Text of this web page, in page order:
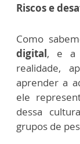
Riscos e
Como
digital, e a
realidade,
aprender a
ele
dessa
grupos de